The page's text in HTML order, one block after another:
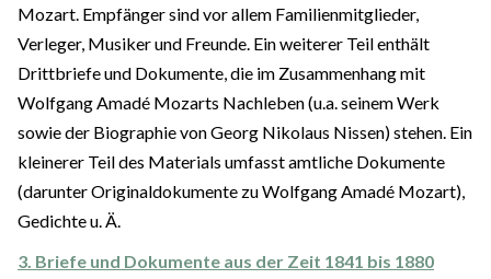
Mozart. Empfänger sind vor allem Familienmitglieder,
Verleger, Musiker und Freunde. Ein weiterer Teil enthält
Drittbriefe und Dokumente, die im Zusammenhang mit
Wolfgang Amadé Mozarts Nachleben (u.a. seinem Werk
sowie der Biographie von Georg Nikolaus Nissen) stehen. Ein
kleinerer Teil des Materials umfasst amtliche Dokumente
(darunter Originaldokumente zu Wolfgang Amadé Mozart),
Gedichte u. Ä.
3. Briefe und Dokumente aus der Zeit 1841 bis 1880